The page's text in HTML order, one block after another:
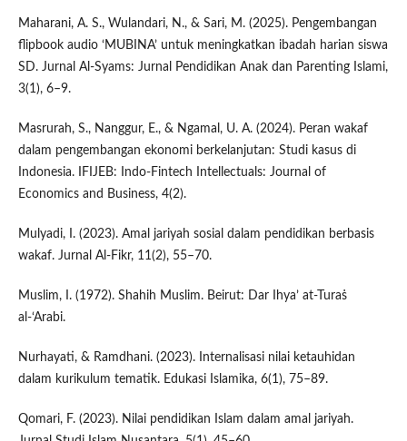
Maharani, A. S., Wulandari, N., & Sari, M. (2025). Pengembangan
flipbook audio ‘MUBINA’ untuk meningkatkan ibadah harian siswa
SD. Jurnal Al-Syams: Jurnal Pendidikan Anak dan Parenting Islami,
3(1), 6–9.
Masrurah, S., Nanggur, E., & Ngamal, U. A. (2024). Peran wakaf
dalam pengembangan ekonomi berkelanjutan: Studi kasus di
Indonesia. IFIJEB: Indo-Fintech Intellectuals: Journal of
Economics and Business, 4(2).
Mulyadi, I. (2023). Amal jariyah sosial dalam pendidikan berbasis
wakaf. Jurnal Al-Fikr, 11(2), 55–70.
Muslim, I. (1972). Shahih Muslim. Beirut: Dar Ihya’ at-Turaṡ
al-‘Arabi.
Nurhayati, & Ramdhani. (2023). Internalisasi nilai ketauhidan
dalam kurikulum tematik. Edukasi Islamika, 6(1), 75–89.
Qomari, F. (2023). Nilai pendidikan Islam dalam amal jariyah.